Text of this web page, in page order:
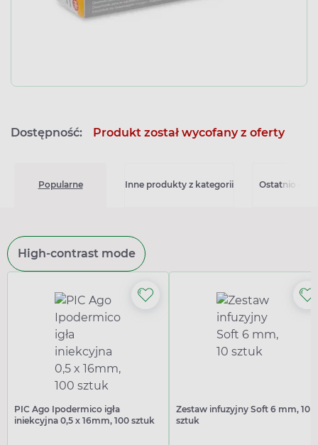
Dostępność: Produkt został wycofany z oferty
Popularne Inne produkty z kategorii Ostatnio
High-contrast mode
PIC Ago Ipodermico igła
iniekcyjna 0,5 x 16mm, 100 sztuk
Zestaw infuzyjny Soft 6 mm, 10
sztuk